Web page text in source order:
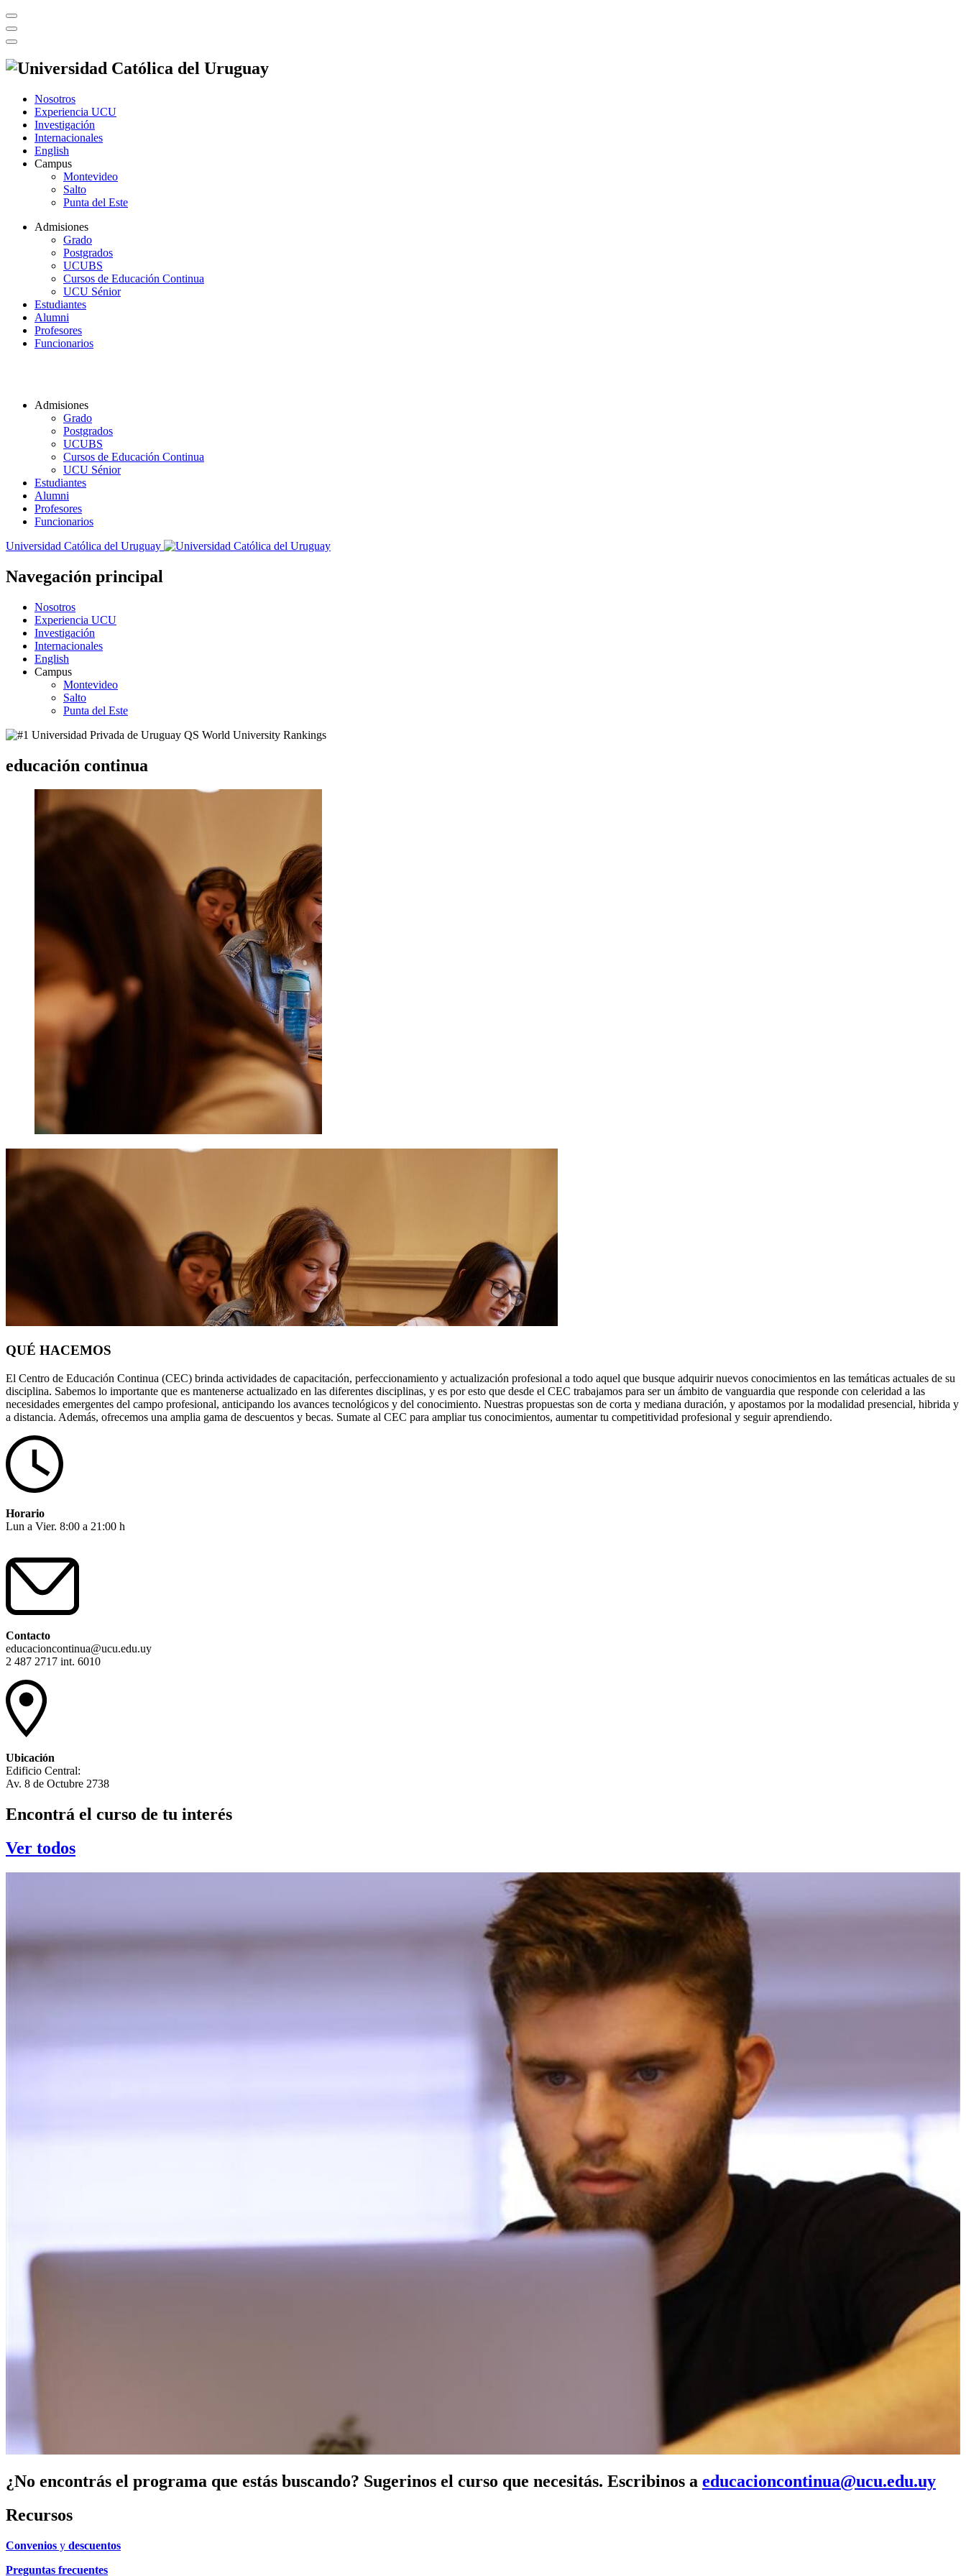
Nosotros
Experiencia UCU
Investigación
Internacionales
English
Campus
Montevideo
Salto
Punta del Este
Admisiones
Grado
Postgrados
UCUBS
Cursos de Educación Continua
UCU Sénior
Estudiantes
Alumni
Profesores
Funcionarios
Admisiones
Grado
Postgrados
UCUBS
Cursos de Educación Continua
UCU Sénior
Estudiantes
Alumni
Profesores
Funcionarios
Universidad Católica del Uruguay
Navegación principal
Nosotros
Experiencia UCU
Investigación
Internacionales
English
Campus
Montevideo
Salto
Punta del Este
educación continua
QUÉ HACEMOS
El Centro de Educación Continua (CEC) brinda actividades de capacitación, perfeccionamiento y actualización profesional a todo aquel que busque adquirir nuevos conocimientos en las temáticas actuales de su
disciplina. Sabemos lo importante que es mantenerse actualizado en las diferentes disciplinas, y es por esto que desde el CEC trabajamos para ser un ámbito de vanguardia que responde con celeridad a las
necesidades emergentes del campo profesional, anticipando los avances tecnológicos y del conocimiento. Nuestras propuestas son de corta y mediana duración, y apostamos por la modalidad presencial, hibrida y
a distancia. Además, ofrecemos una amplia gama de descuentos y becas. Sumate al CEC para ampliar tus conocimientos, aumentar tu competitividad profesional y seguir aprendiendo.
Horario
Lun a Vier. 8:00 a 21:00 h
Contacto
educacioncontinua@ucu.edu.uy
2 487 2717 int. 6010
Ubicación
Edificio Central:
Av. 8 de Octubre 2738
Encontrá el curso de tu interés
Ver todos
¿No encontrás el programa que estás buscando? Sugerinos el curso que necesitás. Escribinos a educacioncontinua@ucu.edu.uy
Recursos
Convenios y descuentos
Preguntas frecuentes